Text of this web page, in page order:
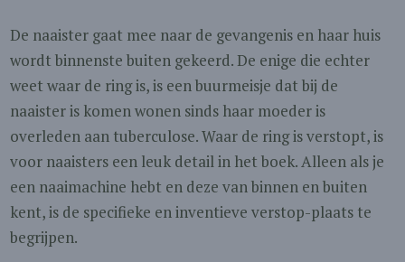
De naaister gaat mee naar de gevangenis en haar huis
wordt binnenste buiten gekeerd. De enige die echter
weet waar de ring is, is een buurmeisje dat bij de
naaister is komen wonen sinds haar moeder is
overleden aan tuberculose. Waar de ring is verstopt, is
voor naaisters een leuk detail in het boek. Alleen als je
een naaimachine hebt en deze van binnen en buiten
kent, is de specifieke en inventieve verstop-plaats te
begrijpen.